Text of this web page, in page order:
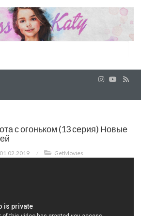
с огоньком (13 серия) Новые
01.02.2019 / GetMovies